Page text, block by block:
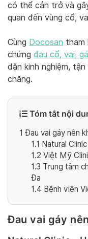
có thể cản trở và
quan đến vùng cổ,
Cùng Docosan tham
chứng đau cổ, vai,
dặn kinh nghiệm,
chăng.
Tóm tắt nội
1 Đau vai gáy nên
1.1 Natural
1.2 Việt Mỹ
1.3 Trung tâm
Đa
1.4 Bệnh viện
Đau vai gáy